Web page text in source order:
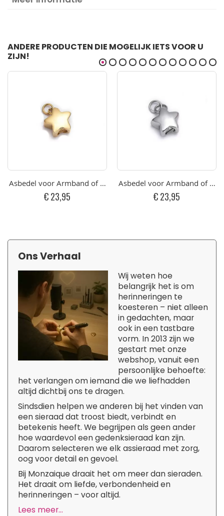
ANDERE PRODUCTEN DIE MOGELIJK IETS VOOR U
ZIJN!
Asbedel voor Armband of Ketting Klein Gepolijst Sterretje
€ 23,95
Asbedel voor Armband of
€ 23,95
Ons Verhaal
Wij weten hoe
belangrijk het is om
herinneringen te
koesteren – niet alleen
in gedachten, maar
ook in een tastbare
vorm. In 2013 zijn we
gestart met onze
webshop, vanuit een
persoonlijke behoefte:
het verlangen om iemand die we liefhadden
altijd dichtbij ons te dragen.
Sindsdien helpen we anderen bij het vinden van
een sieraad dat troost biedt, verbindt en
betekenis heeft. We begrijpen als geen ander
hoe waardevol een gedenksieraad kan zijn.
Daarom selecteren we elk assieraad met zorg,
oog voor detail en gevoel.
Bij Monzaique draait het om meer dan sieraden.
Het draait om liefde, verbondenheid en
herinneringen – voor altijd.
Lees meer...